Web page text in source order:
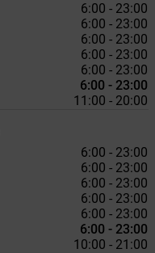
6:00 - 23:00
6:00 - 23:00
6:00 - 23:00
6:00 - 23:00
6:00 - 23:00
6:00 - 23:00
11:00 - 20:00
6:00 - 23:00
6:00 - 23:00
6:00 - 23:00
6:00 - 23:00
6:00 - 23:00
6:00 - 23:00
10:00 - 21:00